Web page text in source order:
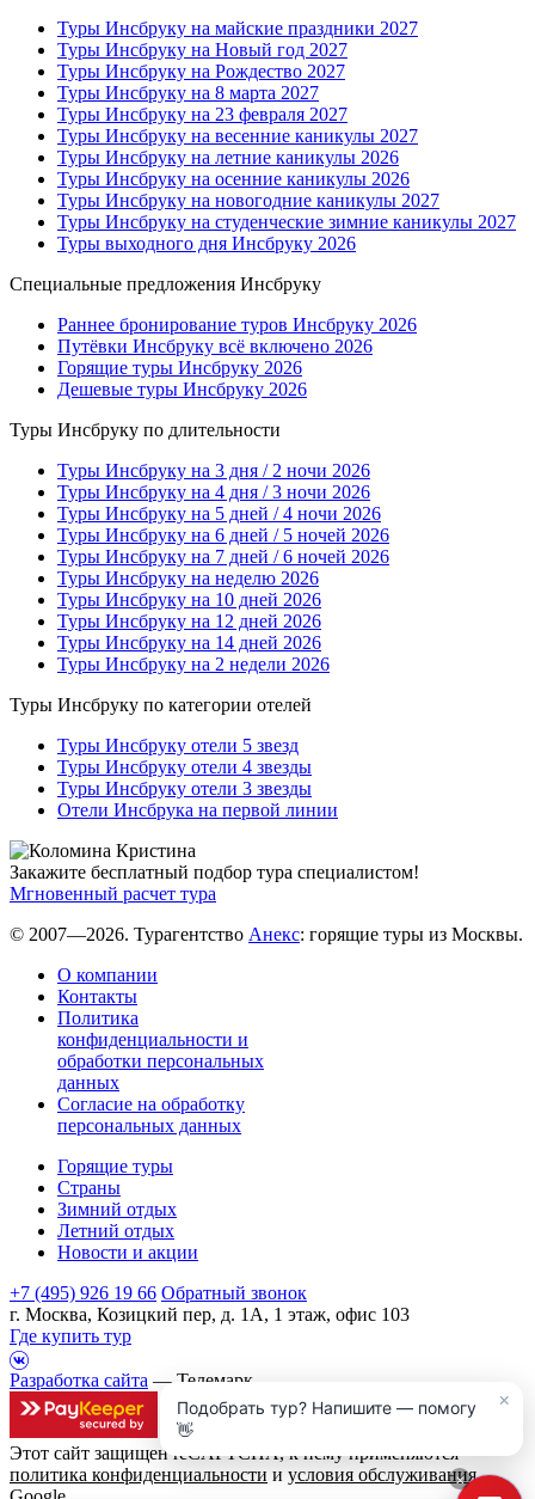
Туры Инсбруку на майские праздники 2027
Туры Инсбруку на Новый год 2027
Туры Инсбруку на Рождество 2027
Туры Инсбруку на 8 марта 2027
Туры Инсбруку на 23 февраля 2027
Туры Инсбруку на весенние каникулы 2027
Туры Инсбруку на летние каникулы 2026
Туры Инсбруку на осенние каникулы 2026
Туры Инсбруку на новогодние каникулы 2027
Туры Инсбруку на студенческие зимние каникулы 2027
Туры выходного дня Инсбруку 2026
Специальные предложения Инсбруку
Раннее бронирование туров Инсбруку 2026
Путёвки Инсбруку всё включено 2026
Горящие туры Инсбруку 2026
Дешевые туры Инсбруку 2026
Туры Инсбруку по длительности
Туры Инсбруку на 3 дня / 2 ночи 2026
Туры Инсбруку на 4 дня / 3 ночи 2026
Туры Инсбруку на 5 дней / 4 ночи 2026
Туры Инсбруку на 6 дней / 5 ночей 2026
Туры Инсбруку на 7 дней / 6 ночей 2026
Туры Инсбруку на неделю 2026
Туры Инсбруку на 10 дней 2026
Туры Инсбруку на 12 дней 2026
Туры Инсбруку на 14 дней 2026
Туры Инсбруку на 2 недели 2026
Туры Инсбруку по категории отелей
Туры Инсбруку отели 5 звезд
Туры Инсбруку отели 4 звезды
Туры Инсбруку отели 3 звезды
Отели Инсбрука на первой линии
Закажите бесплатный подбор тура специалистом!
Мгновенный расчет тура
© 2007—2026. Турагентство Анекс: горящие туры из Москвы.
О компании
Контакты
Политика
конфиденциальности и
обработки персональных
данных
Согласие на обработку
персональных данных
Горящие туры
Страны
Зимний отдых
Летний отдых
Новости и акции
+7 (495) 926 19 66 Обратный звонок
г. Москва, Козицкий пер, д. 1А, 1 этаж, офис 103
Где купить тур
Разработка сайта — Телемарк
Этот сайт защищен reCAPTCHA, к нему применяются
политика конфиденциальности и условия обслуживания
×
Подобрать тур? Напишите — помогу
👋
×